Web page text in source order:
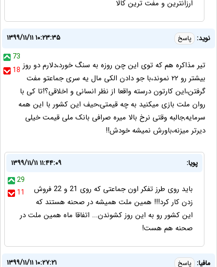
ارزانترين و مفت ترين كالا
نوید: پاسخ
۱۳۹۹/۱۱/۱۱ ۱۰:۲۳:۳۵
73
18 تیر مذاکره هم که توی این چن روزه به سنگ خورد،دلارم دو روز
بیشتر رو ۲۲ نموند،با جو دادن الکی مال یه سری جماعتو مفت
گرفتن،این کارتون درسته واقعا از نظر انسانی و اخلاقی؟!تا کی با
روان ملت بازی میکنید به چه قیمتی،حیف این کشور با این همه
سرمایه,جالبه وقتی نرخ بالا میره صرافی بانک ملی قیمت خیلی
دیرتر میزنه،باورش نمیشه خودش!!
پویا:
۱۳۹۹/۱۱/۱۱ ۱۱:۴۴:۰۹
29
11
باید روی طرز تفکر اون جماعتی که روی 21 و 22 فروش
زدن کار کرد!!! همین ملت همیشه در صحنه هستند که
این کشور رو به این روز کشوندن... اتفاقا ماه همین ملت در
صحنه هم هست!
مافيا: پاسخ
۱۳۹۹/۱۱/۱۱ ۱۰:۲۷:۲۱